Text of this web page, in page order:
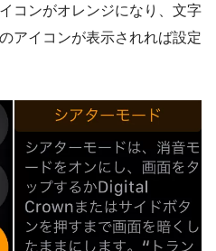
コンがオレンジになり、文字
アイコンが表示されれば設定